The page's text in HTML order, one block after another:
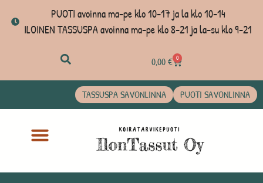
PUOTI avoinna ma-pe klo 10-17 ja la klo 10-14
ILOINEN TASSUSPA avoinna ma-pe klo 8-21 ja la-su klo 9-21
0,00€ 0
TASSUSPA SAVONLINNA PUOTI SAVONLINNA